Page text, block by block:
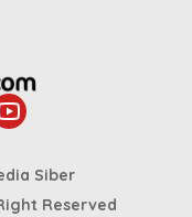
Siber
Reserved